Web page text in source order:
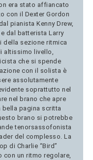
era stato affiancato
con il Dexter Gordon
pianista Kenny Drew,
dal batterista Larry
della sezione ritmica
altissimo livello,
che si spende
con il solista è
assolutamente
soprattutto nel
nel brano che apre
bella pagina scritta
brano si potrebbe
tenorsassofonista
del complesso. La
di Charlie “Bird”
con un ritmo regolare,